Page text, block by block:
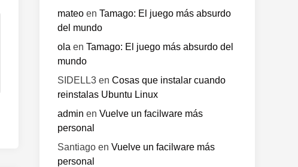
mateo en Tamago: El juego más absurdo
del mundo
ola en Tamago: El juego más absurdo del
mundo
SIDELL3 en Cosas que instalar cuando
reinstalas Ubuntu Linux
admin en Vuelve un facilware más
personal
Santiago en Vuelve un facilware más
personal